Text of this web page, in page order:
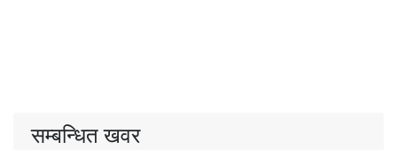
सम्बन्धित खवर